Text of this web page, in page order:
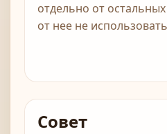
отдельно от
от нее не
Совет